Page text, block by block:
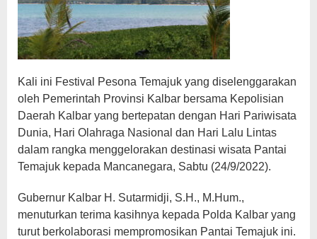
Kali ini Festival Pesona Temajuk yang diselenggarakan
oleh Pemerintah Provinsi Kalbar bersama Kepolisian
Daerah Kalbar yang bertepatan dengan Hari Pariwisata
Dunia, Hari Olahraga Nasional dan Hari Lalu Lintas
dalam rangka menggelorakan destinasi wisata Pantai
Temajuk kepada Mancanegara, Sabtu (24/9/2022).
Gubernur Kalbar H. Sutarmidji, S.H., M.Hum.,
menuturkan terima kasihnya kepada Polda Kalbar yang
turut berkolaborasi mempromosikan Pantai Temajuk ini.